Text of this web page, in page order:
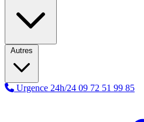
Autres
Urgence 24h/24 09 72 51 99 85